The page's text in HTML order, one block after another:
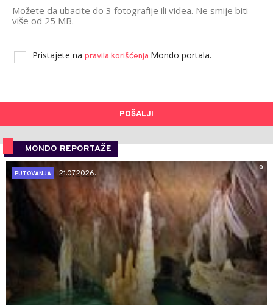
Možete da ubacite do 3 fotografije ili videa. Ne smije biti
više od 25 MB.
Pristajete na pravila korišćenja Mondo portala.
POŠALJI
MONDO REPORTAŽE
0
PUTOVANJA
21.07.2026.